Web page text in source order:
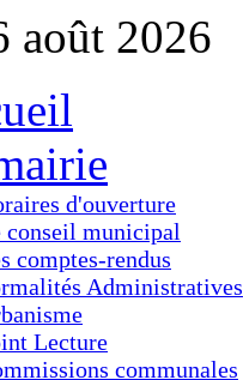
août 2026
d'ouverture
conseil municipal
comptes-rendus
Administratives
Lecture
communales